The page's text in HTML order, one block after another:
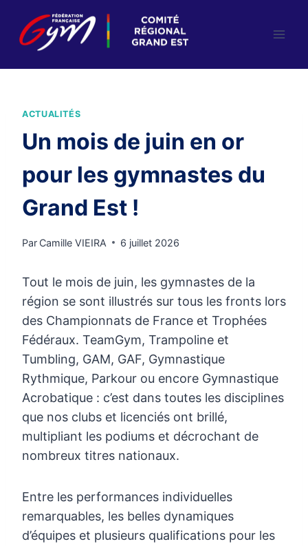
contenu
ACTUALITÉS
Un mois de juin en or
pour les gymnastes du
Grand Est !
Par Camille VIEIRA 6 juillet 2026
Tout le mois de juin, les gymnastes de la
région se sont illustrés sur tous les fronts lors
des Championnats de France et Trophées
Fédéraux. TeamGym, Trampoline et
Tumbling, GAM, GAF, Gymnastique
Rythmique, Parkour ou encore Gymnastique
Acrobatique : c’est dans toutes les disciplines
que nos clubs et licenciés ont brillé,
multipliant les podiums et décrochant de
nombreux titres nationaux.
Entre les performances individuelles
remarquables, les belles dynamiques
d’équipes et plusieurs qualifications pour les